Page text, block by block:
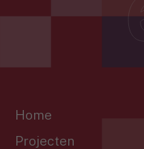
Home
Projecten